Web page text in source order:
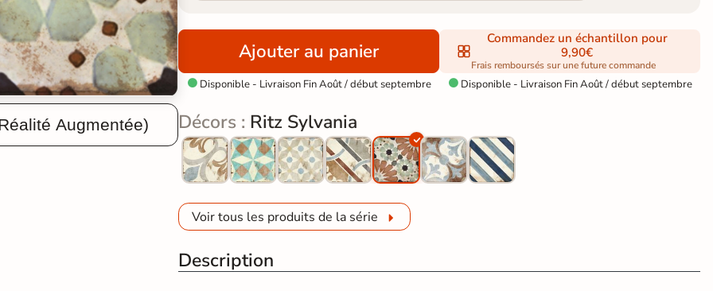
Augmentée)
Ajouter au panier
Disponible - Livraison Fin Août / début septembre
Commandez un échantillon pour
9,90€
Frais remboursés sur une future commande
Disponible - Livraison Fin Août / début septembre
Décors : Ritz Sylvania
Voir tous les produits de la série
Description